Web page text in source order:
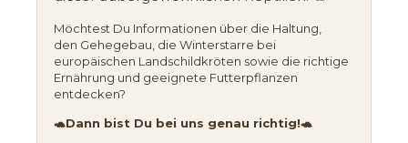
Möchtest Du Informationen über die Haltung,
den Gehegebau, die Winterstarre bei
europäischen Landschildkröten sowie die richtige
Ernährung und geeignete Futterpflanzen
entdecken?
🐢Dann bist Du bei uns genau richtig!🐢